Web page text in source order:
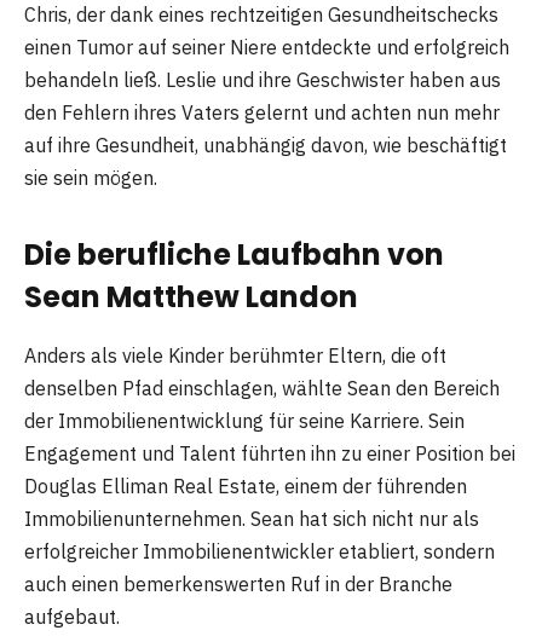
Chris, der dank eines rechtzeitigen Gesundheitschecks
einen Tumor auf seiner Niere entdeckte und erfolgreich
behandeln ließ. Leslie und ihre Geschwister haben aus
den Fehlern ihres Vaters gelernt und achten nun mehr
auf ihre Gesundheit, unabhängig davon, wie beschäftigt
sie sein mögen​​.
Die berufliche Laufbahn von
Sean Matthew Landon
Anders als viele Kinder berühmter Eltern, die oft
denselben Pfad einschlagen, wählte Sean den Bereich
der Immobilienentwicklung für seine Karriere. Sein
Engagement und Talent führten ihn zu einer Position bei
Douglas Elliman Real Estate, einem der führenden
Immobilienunternehmen. Sean hat sich nicht nur als
erfolgreicher Immobilienentwickler etabliert, sondern
auch einen bemerkenswerten Ruf in der Branche
aufgebaut.